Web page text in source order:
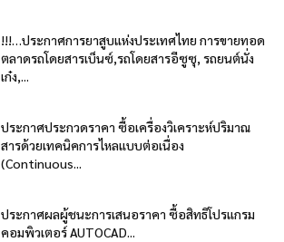
!!!…ประกาศการยาสูบแห่งประเทศไทย การขายทอด
ตลาดรถโดยสารเบ็นซ์,รถโดยสารอีซูซุ, รถยนต์นั่ง
เก๋ง,...
ประกาศประกวดราคา ซื้อเครื่องวิเคราะห์ปริมาณ
สารด้วยเทคนิคการไหลแบบต่อเนื่อง
(Continuous...
ประกาศผลผู้ชนะการเสนอราคา ซื้อสิทธิโปรแกรม
คอมพิวเตอร์ AUTOCAD...